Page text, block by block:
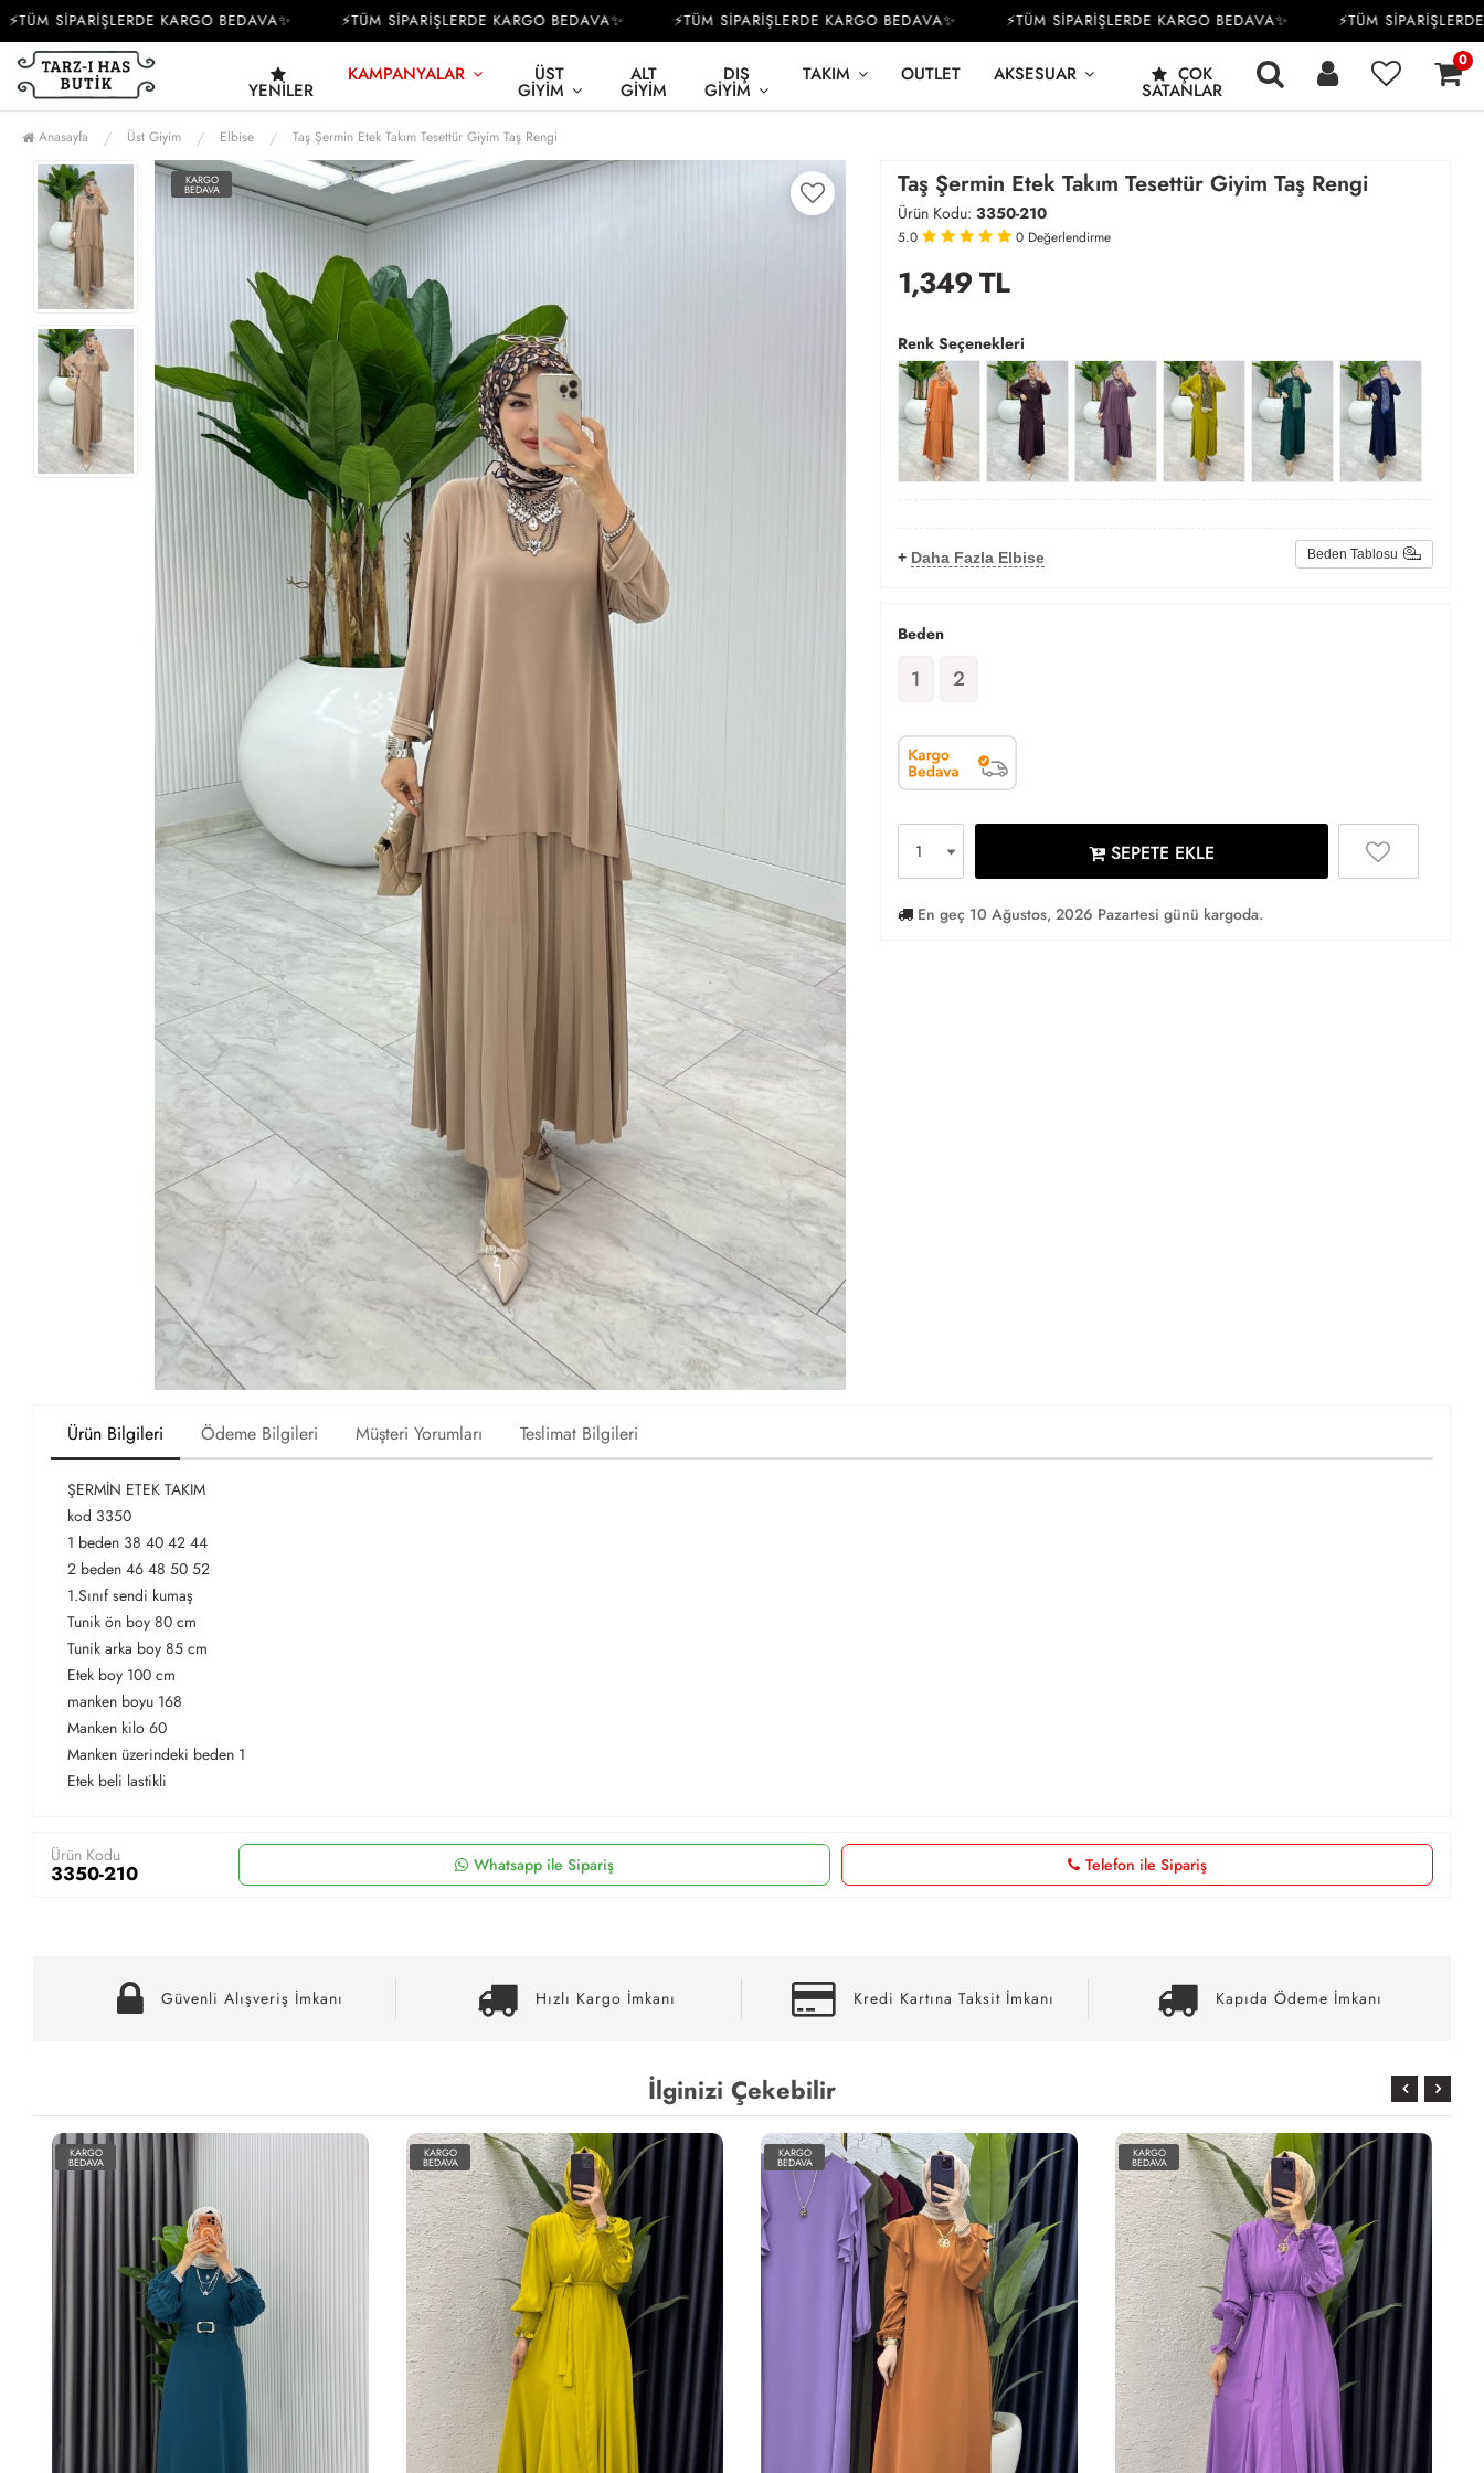
SİPARİŞLERDE KARGO BEDAVA✨ ⚡TÜM SİPARİŞLERDE KARGO BEDAVA✨ ⚡TÜM SİPARİŞLERDE KARGO BEDAVA✨ ⚡TÜM SİPARİŞLERDE KARGO BEDAVA✨ ⚡TÜM SİPARİŞLERDE
YENILER
KAMPANYALAR ÜST
GIYIM
ALT
GIYIM
DIŞ
GIYIM
TAKIM OUTLET AKSESUAR ÇOK
SATANLAR
0
Anasayfa Üst Giyim Elbise Taş Şermin Etek Takım Tesettür Giyim Taş Rengi
KARGO
BEDAVA Taş Şermin Etek Takım Tesettür Giyim Taş Rengi
Ürün Kodu: 3350-210
5.0 0 Değerlendirme
1,349TL
Renk Seçenekleri
+ Daha Fazla Elbise Beden Tablosu
Beden
1 2
SEPETE EKLE
En geç 10 Ağustos, 2026 Pazartesi günü kargoda.
Ürün Bilgileri Ödeme Bilgileri Müşteri Yorumları Teslimat Bilgileri
ŞERMİN ETEK TAKIM
kod 3350
1 beden 38 40 42 44
2 beden 46 48 50 52
1.Sınıf sendi kumaş
Tunik ön boy 80 cm
Tunik arka boy 85 cm
Etek boy 100 cm
manken boyu 168
Manken kilo 60
Manken üzerindeki beden 1
Etek beli lastikli
Ürün Kodu
3350-210 Whatsapp ile Sipariş Telefon ile Sipariş
Güvenli Alışveriş İmkanı Hızlı Kargo İmkanı Kredi Kartına Taksit İmkanı Kapıda Ödeme İmkanı
İlginizi Çekebilir
KARGO
BEDAVA
KARGO
BEDAVA
KARGO
BEDAVA
KARGO
BEDAVA